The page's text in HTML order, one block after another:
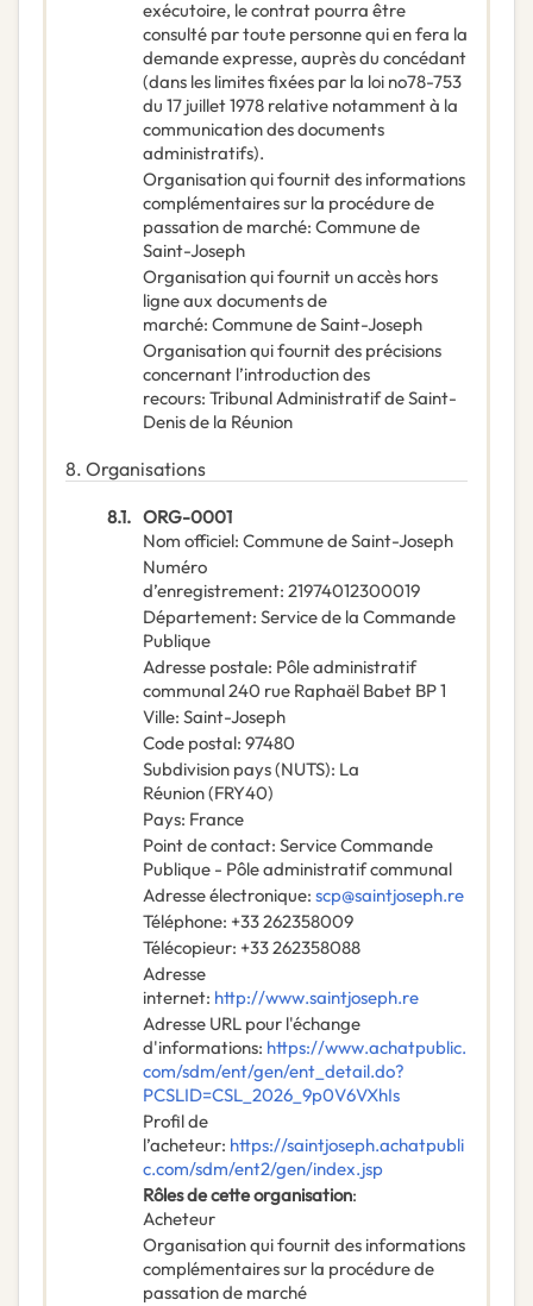
exécutoire, le contrat pourra être
consulté par toute personne qui en fera la
demande expresse, auprès du concédant
(dans les limites fixées par la loi no78-753
du 17 juillet 1978 relative notamment à la
communication des documents
administratifs).
Organisation qui fournit des informations
complémentaires sur la procédure de
passation de marché: Commune de
Saint-Joseph
Organisation qui fournit un accès hors
ligne aux documents de
marché: Commune de Saint-Joseph
Organisation qui fournit des précisions
concernant l’introduction des
recours: Tribunal Administratif de Saint-
Denis de la Réunion
8. Organisations
8.1. ORG-0001
Nom officiel: Commune de Saint-Joseph
Numéro
d’enregistrement: 21974012300019
Département: Service de la Commande
Publique
Adresse postale: Pôle administratif
communal 240 rue Raphaël Babet BP 1
Ville: Saint-Joseph
Code postal: 97480
Subdivision pays (NUTS): La
Réunion(FRY40)
Pays: France
Point de contact: Service Commande
Publique - Pôle administratif communal
Adresse électronique: scp@saintjoseph.re
Téléphone: +33 262358009
Télécopieur: +33 262358088
Adresse
internet: http://www.saintjoseph.re
Adresse URL pour l'échange
d'informations: https://www.achatpublic.
com/sdm/ent/gen/ent_detail.do?
PCSLID=CSL_2026_9p0V6VXhIs
Profil de
l’acheteur: https://saintjoseph.achatpubli
c.com/sdm/ent2/gen/index.jsp
Rôles de cette organisation:
Acheteur
Organisation qui fournit des informations
complémentaires sur la procédure de
passation de marché